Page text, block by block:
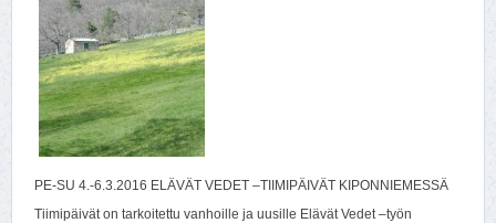
PE-SU 4.-6.3.2016 ELÄVÄT VEDET –TIIMIPÄIVÄT KIPONNIEMESSÄ
Tiimipäivät on tarkoitettu vanhoille ja uusille Elävät Vedet –työn